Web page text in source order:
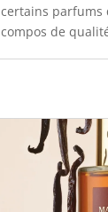
certains parfums
compos de